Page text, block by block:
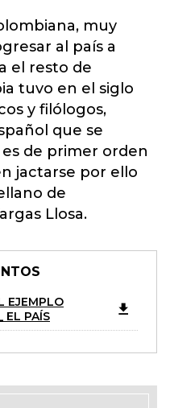
muy
al país a
el resto de
tuvo en el siglo
y filólogos,
que se
de primer orden
jactarse por ello
de
Llosa.
EJEMPLO
EL PAÍS